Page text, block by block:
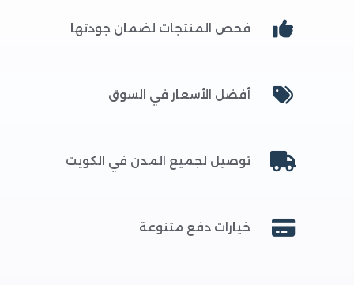
فحص المنتجات لضمان جودتها
أفضل الأسعار في السوق
توصيل لجميع المدن في الكويت
خيارات دفع متنوعة